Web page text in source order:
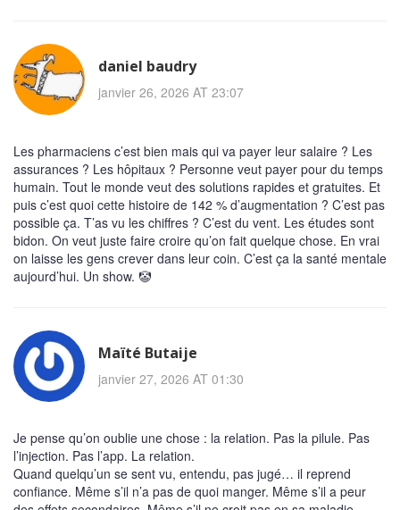
daniel baudry
janvier 26, 2026 AT 23:07
Les pharmaciens c’est bien mais qui va payer leur salaire ? Les
assurances ? Les hôpitaux ? Personne veut payer pour du temps
humain. Tout le monde veut des solutions rapides et gratuites. Et
puis c’est quoi cette histoire de 142 % d’augmentation ? C’est pas
possible ça. T’as vu les chiffres ? C’est du vent. Les études sont
bidon. On veut juste faire croire qu’on fait quelque chose. En vrai
on laisse les gens crever dans leur coin. C’est ça la santé mentale
aujourd’hui. Un show. 🤡
Maïté Butaije
janvier 27, 2026 AT 01:30
Je pense qu’on oublie une chose : la relation. Pas la pilule. Pas
l’injection. Pas l’app. La relation.
Quand quelqu’un se sent vu, entendu, pas jugé… il reprend
confiance. Même s’il n’a pas de quoi manger. Même s’il a peur